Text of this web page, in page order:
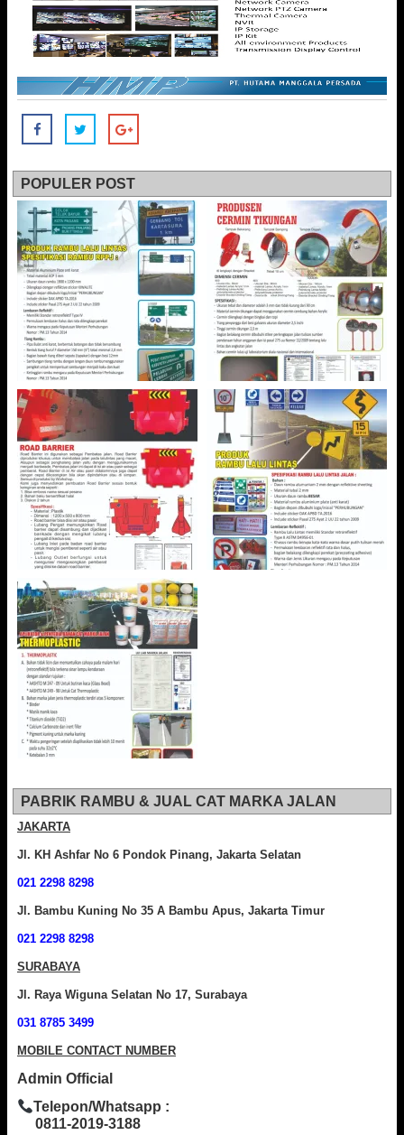
POPULER POST
PABRIK RAMBU & JUAL CAT MARKA JALAN
JAKARTA
Jl. KH Ashfar No 6 Pondok Pinang, Jakarta Selatan
021 2298 8298
Jl. Bambu Kuning No 35 A Bambu Apus, Jakarta Timur
021 2298 8298
SURABAYA
Jl. Raya Wiguna Selatan No 17, Surabaya
031 8785 3499
MOBILE CONTACT NUMBER
Admin Official
Telepon/Whatsapp :
0811-2019-3188